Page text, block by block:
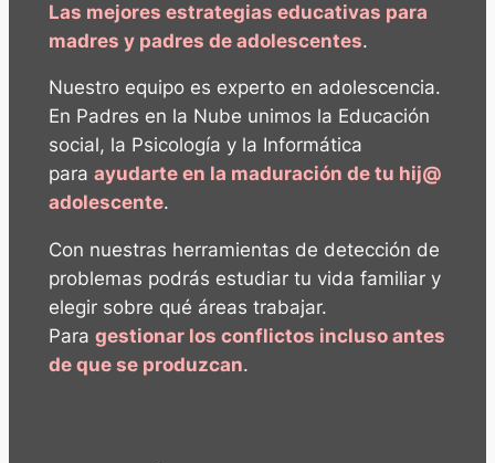
Las mejores estrategias educativas para
madres y padres de adolescentes.
Nuestro equipo es experto en adolescencia.
En Padres en la Nube unimos la Educación
social, la Psicología y la Informática
para ayudarte en la maduración de tu hij@
adolescente.
Con nuestras herramientas de detección de
problemas podrás estudiar tu vida familiar y
elegir sobre qué áreas trabajar.
Para gestionar los conflictos incluso antes
de que se produzcan.